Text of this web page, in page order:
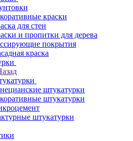
краски
для стен
и пропитки для дерева
покрытия
краска
штукатурки
штукатурки
штукатурки